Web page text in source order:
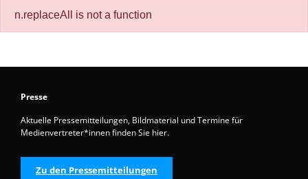
n.replaceAll is not a function
Presse
Aktuelle Pressemitteilungen, Bildmaterial und Termine für
Medienvertreter*innen finden Sie hier.
Zu den Pressemitteilungen